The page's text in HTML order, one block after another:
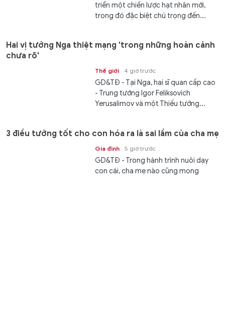
triển một chiến lược hạt nhân mới,
trong đó đặc biệt chú trọng đến...
Hai vị tướng Nga thiệt mạng 'trong những hoàn cảnh
chưa rõ'
Thế giới 4 giờ trước
GD&TĐ - Tại Nga, hai sĩ quan cấp cao
- Trung tướng Igor Feliksovich
Yerusalimov và một Thiếu tướng...
3 điều tưởng tốt cho con hóa ra là sai lầm của cha mẹ
Gia đình 5 giờ trước
GD&TĐ - Trong hành trình nuôi dạy
con cái, cha mẹ nào cũng mong